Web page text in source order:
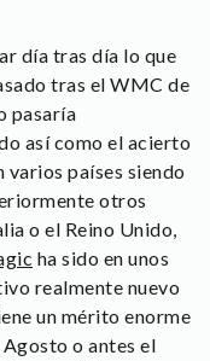
día tras día lo que
tras el WMC de
pasaría
así como el acierto
varios países siendo
otros
o el Reino Unido,
ha sido en unos
realmente nuevo
un mérito enorme
o antes el